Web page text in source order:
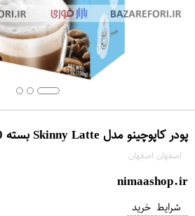
پودر کاپوچینو مدل Skinny Latte بسته 10 عددی برند موکاته
اصفهان اصفهان
nimaashop.ir
شرایط خرید